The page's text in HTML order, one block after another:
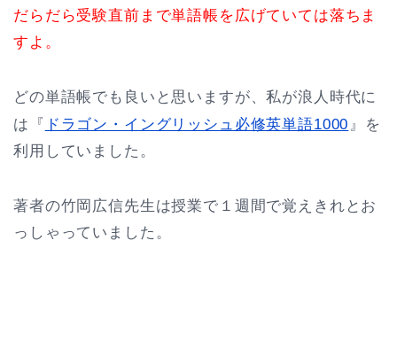
だらだら受験直前まで単語帳を広げていては落ちま
すよ。
どの単語帳でも良いと思いますが、私が浪人時代に
は『 ドラゴン・イングリッシュ必修英単語1000 』を
利用していました。
著者の竹岡広信先生は授業で１週間で覚えきれとお
っしゃっていました。